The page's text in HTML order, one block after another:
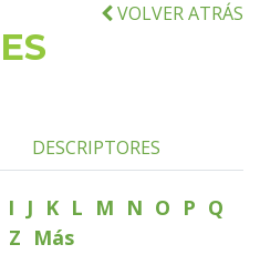
VOLVER ATRÁS
DESCRIPTORES
I J K L M N O P Q
Z Más